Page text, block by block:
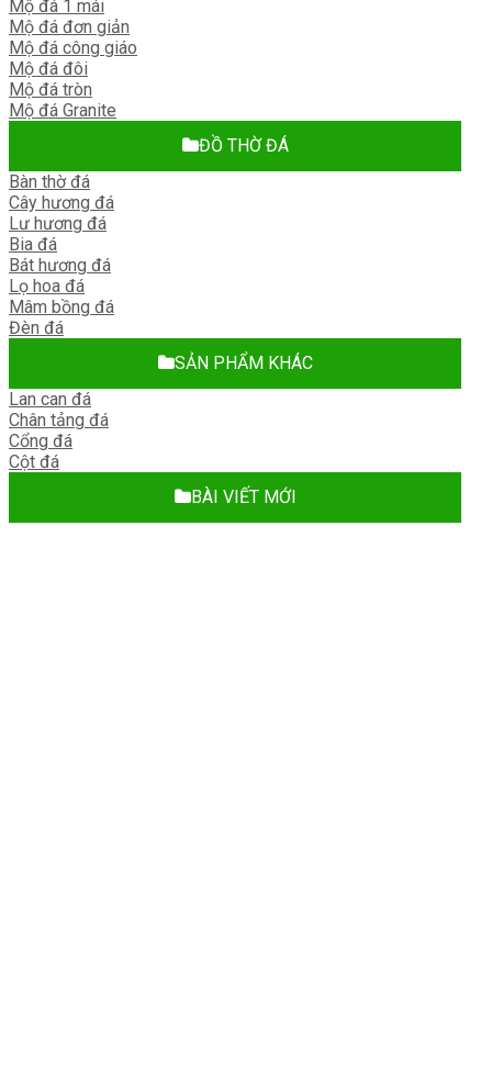
Mộ đá 1 mái
Mộ đá đơn giản
Mộ đá công giáo
Mộ đá đôi
Mộ đá tròn
Mộ đá Granite
ĐỒ THỜ ĐÁ
Bàn thờ đá
Cây hương đá
Lư hương đá
Bia đá
Bát hương đá
Lọ hoa đá
Mâm bồng đá
Đèn đá
SẢN PHẨM KHÁC
Lan can đá
Chân tảng đá
Cổng đá
Cột đá
BÀI VIẾT MỚI